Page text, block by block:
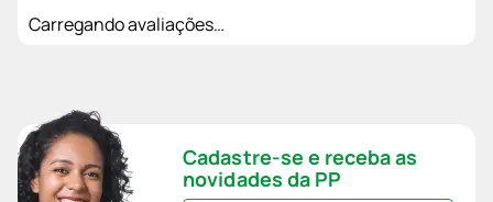
Carregando avaliações…
Cadastre-se e receba as
novidades da PP